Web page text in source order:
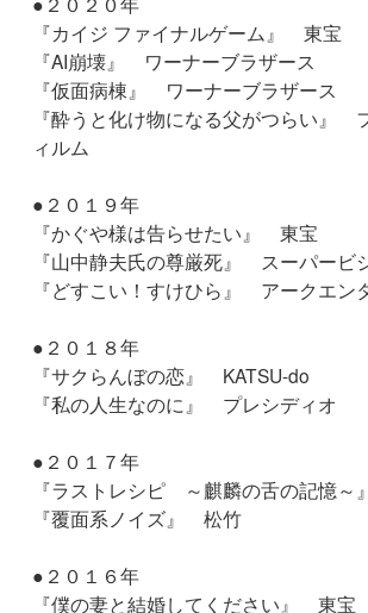
『カイジ ファイナルゲーム』 東宝
『AI崩壊』 ワーナーブラザース
『仮面病棟』 ワーナーブラザース
『酔うと化け物になる父がつらい』
ィルム
●２０１９年
『かぐや様は告らせたい』 東宝
『山中静夫氏の尊厳死』 スーパービ
『どすこい！すけひら』 アークエン
●２０１８年
『サクらんぼの恋』 KATSU-do
『私の人生なのに』 プレシディオ
●２０１７年
『ラストレシピ ～麒麟の舌の記憶
『覆面系ノイズ』 松竹
●２０１６年
『僕の妻と結婚してください』 東宝